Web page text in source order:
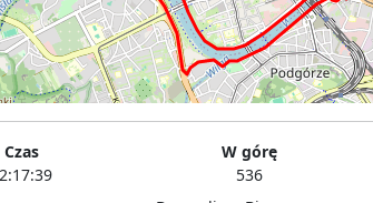
Czas
W górę
536